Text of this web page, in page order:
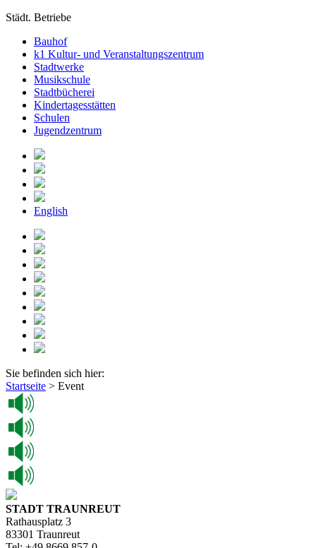
Städt. Betriebe
Bauhof
k1 Kultur- und Veranstaltungszentrum
Stadtwerke
Musikschule
Stadtbücherei
Kindertagesstätten
Schulen
Jugendzentrum
English
Sie befinden sich hier:
Startseite > Event
STADT TRAUNREUT
Rathausplatz 3
83301 Traunreut